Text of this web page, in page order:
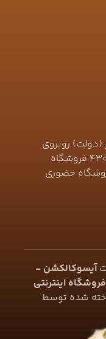
(دولت) روبروی
خیابان نعمتی (کیکاووس) پلاک ۴۳۰ فروشگاه
حضوری
آیسوکالکشن -
اینترنتی
شده توسط